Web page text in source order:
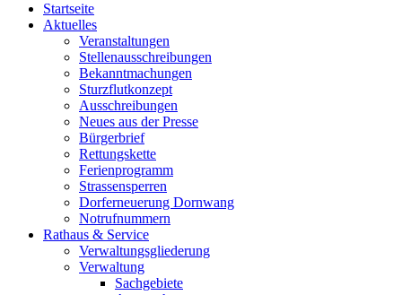
Startseite
Aktuelles
Veranstaltungen
Stellenausschreibungen
Bekanntmachungen
Sturzflutkonzept
Ausschreibungen
Neues aus der Presse
Bürgerbrief
Rettungskette
Ferienprogramm
Strassensperren
Dorferneuerung Dornwang
Notrufnummern
Rathaus & Service
Verwaltungsgliederung
Verwaltung
Sachgebiete